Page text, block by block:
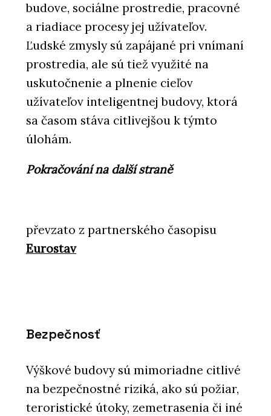
budove, sociálne prostredie, pracovné
a riadiace procesy jej užívateľov.
Ľudské zmysly sú zapájané pri vnímaní
prostredia, ale sú tiež využité na
uskutočnenie a plnenie cieľov
užívateľov inteligentnej budovy, ktorá
sa časom stáva citlivejšou k týmto
úlohám.
Pokračování na další straně
převzato z partnerského časopisu
Eurostav
Bezpečnosť
Výškové budovy sú mimoriadne citlivé
na bezpečnostné riziká, ako sú požiar,
teroristické útoky, zemetrasenia či iné